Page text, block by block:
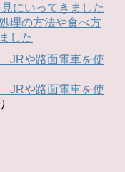
にいってきました
理の方法や食べ方
した
JRや路面電車を使
JRや路面電車を使